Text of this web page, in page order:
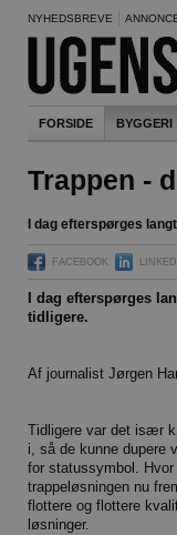
NYHEDSBREVE
FORSIDE BYGGERI
Trappen -
I dag efterspørges
FACEBOOK
I dag efterspørges
tidligere.
Af journalist Jørgen
Tidligere var det især
i, så de kunne dupere
for statussymbol.
trappeløsningen nu
flottere og flottere
løsninger.